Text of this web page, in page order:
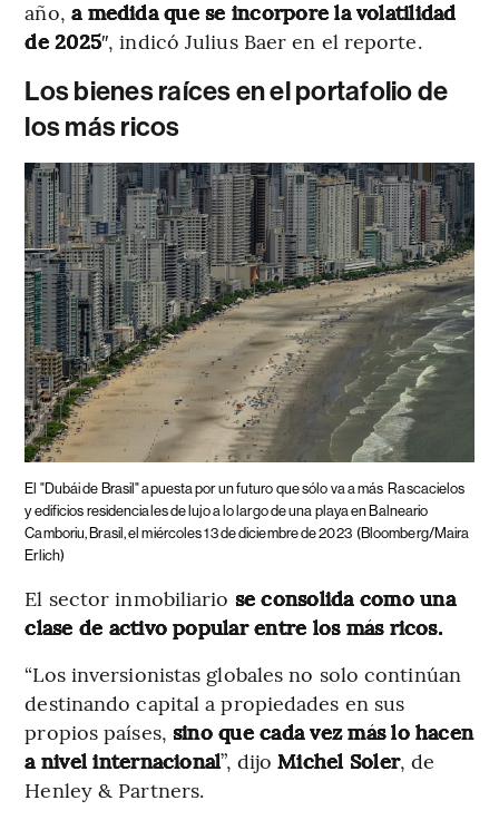
año, a medida que se incorpore la volatilidad
de 2025″, indicó Julius Baer en el reporte.
Los bienes raíces en el portafolio de
los más ricos
El "Dubái de Brasil" apuesta por un futuro que sólo va a más Rascacielos
y edificios residenciales de lujo a lo largo de una playa en Balneario
Camboriu, Brasil, el miércoles 13 de diciembre de 2023 (Bloomberg/Maira
Erlich)
El sector inmobiliario se consolida como una
clase de activo popular entre los más ricos.
“Los inversionistas globales no solo continúan
destinando capital a propiedades en sus
propios países, sino que cada vez más lo hacen
a nivel internacional”, dijoMichel Soler, de
Henley & Partners.